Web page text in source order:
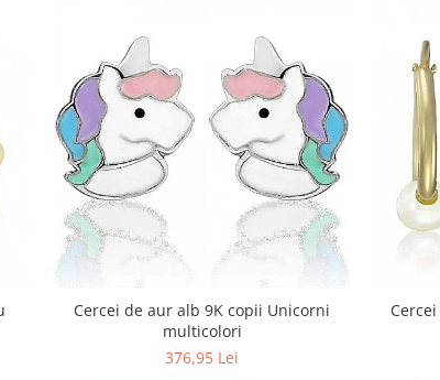
Cercei de aur alb 9K copii Unicorni
multicolori
376,95 Lei